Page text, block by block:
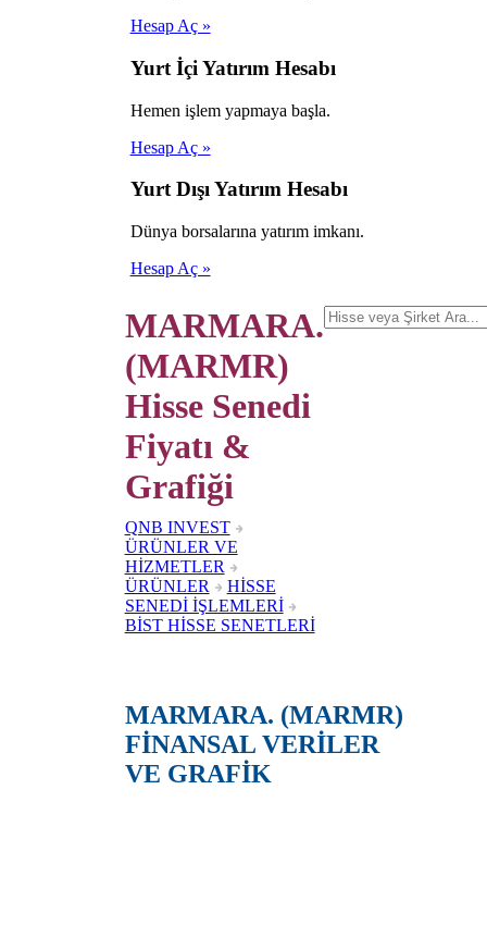
Hesap Aç »
Yurt İçi Yatırım Hesabı
Hemen işlem yapmaya başla.
Hesap Aç »
Yurt Dışı Yatırım Hesabı
Dünya borsalarına yatırım imkanı.
Hesap Aç »
MARMARA.
(MARMR)
Hisse Senedi
Fiyatı &
Grafiği
QNB INVEST
ÜRÜNLER VE
HİZMETLER
ÜRÜNLER
HİSSE
SENEDİ İŞLEMLERİ
BİST HİSSE SENETLERİ
MARMARA. (MARMR)
FİNANSAL VERİLER
VE GRAFİK